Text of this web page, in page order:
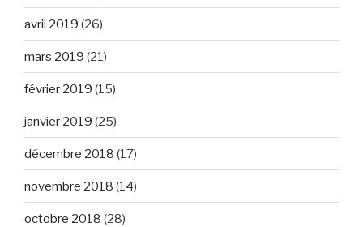
avril 2019 (26)
mars 2019 (21)
février 2019 (15)
janvier 2019 (25)
décembre 2018 (17)
novembre 2018 (14)
octobre 2018 (28)